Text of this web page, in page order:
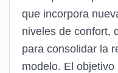
que incorpora
niveles de confort,
para consolidar la
modelo. El